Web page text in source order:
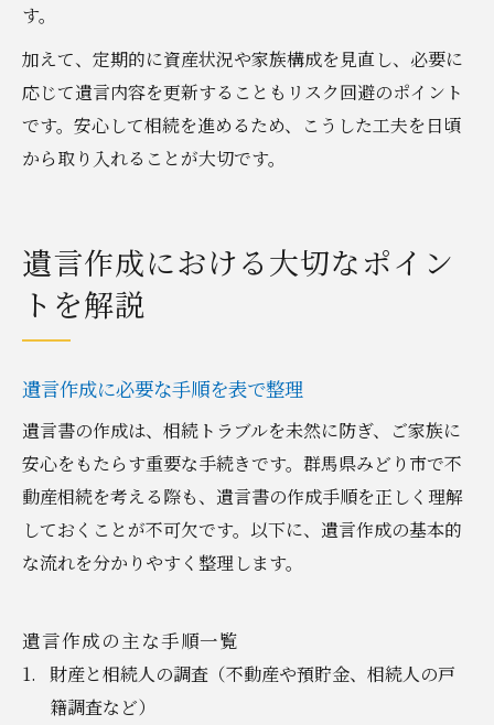
す。
加えて、定期的に資産状況や家族構成を見直し、必要に
応じて遺言内容を更新することもリスク回避のポイント
です。安心して相続を進めるため、こうした工夫を日頃
から取り入れることが大切です。
遺言作成における大切なポイン
トを解説
遺言作成に必要な手順を表で整理
遺言書の作成は、相続トラブルを未然に防ぎ、ご家族に
安心をもたらす重要な手続きです。群馬県みどり市で不
動産相続を考える際も、遺言書の作成手順を正しく理解
しておくことが不可欠です。以下に、遺言作成の基本的
な流れを分かりやすく整理します。
遺言作成の主な手順一覧
財産と相続人の調査（不動産や預貯金、相続人の戸
籍調査など）